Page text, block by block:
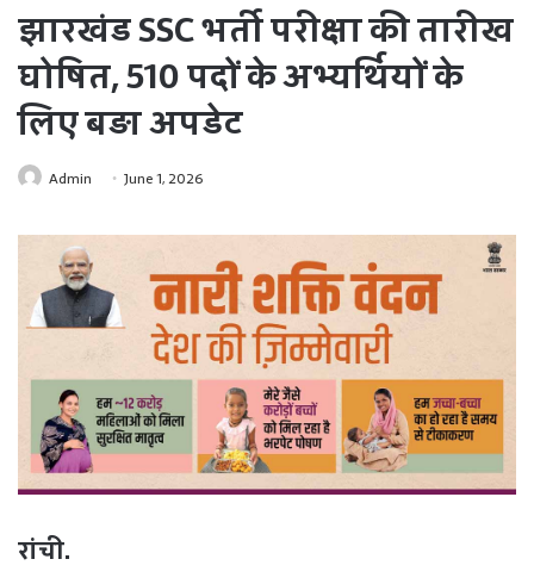
झारखंड SSC भर्ती परीक्षा की तारीख
घोषित, 510 पदों के अभ्यर्थियों के
लिए बड़ा अपडेट
Admin June 1, 2026
रांची.